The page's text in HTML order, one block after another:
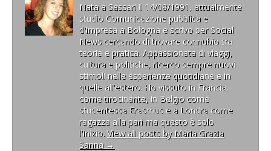
Nata a Sassari il 14/08/1991, attualmente
studio Comunicazione pubblica e
d'impresa a Bologna e scrivo per Social
News cercando di trovare connubio tra
teoria e pratica. Appassionata di viaggi,
cultura e politiche, ricerco sempre nuovi
stimoli nelle esperienze quotidiane e in
quelle all'estero. Ho vissuto in Francia
come tirocinante, in Belgio come
studentessa Erasmus e a Londra come
ragazza alla pari ma questo è solo
l'inizio. View all posts by Maria Grazia
Sanna →